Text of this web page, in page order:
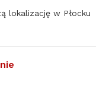
lokalizację w Płocku